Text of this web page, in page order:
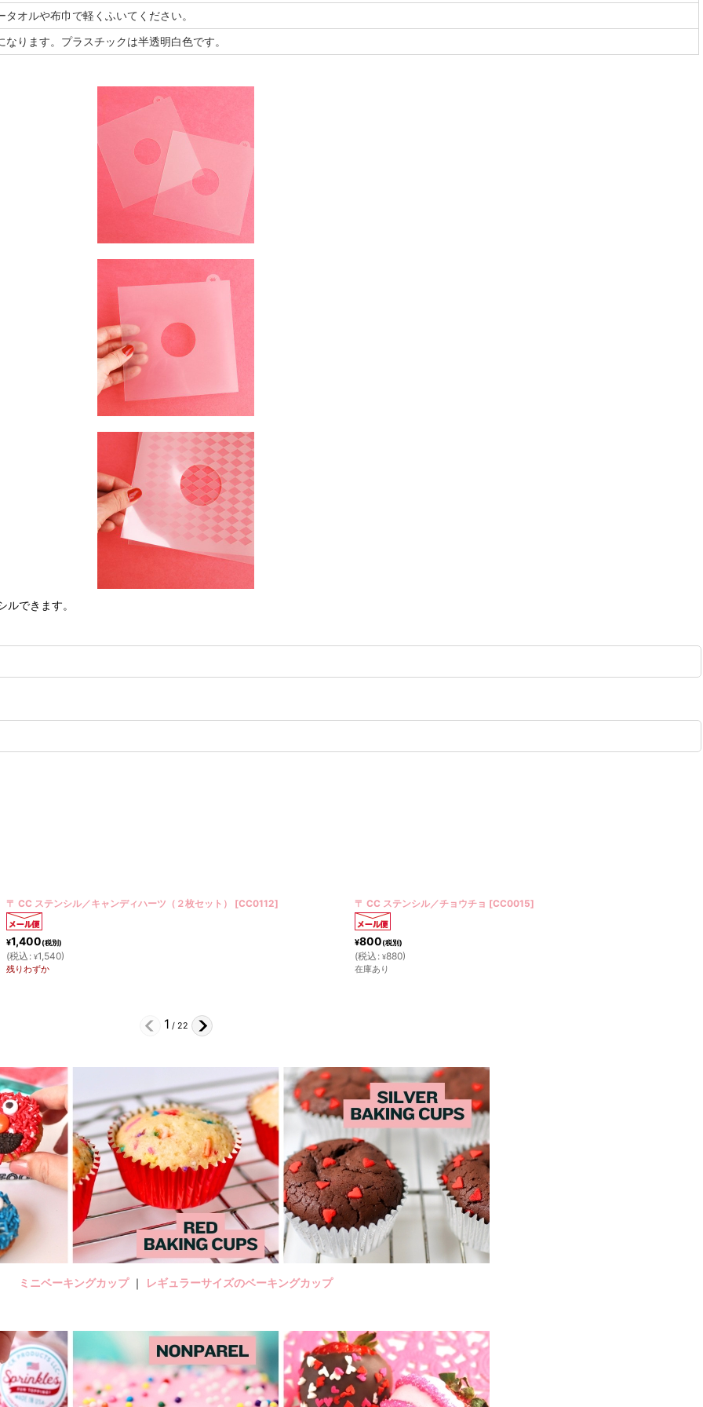
オルや布巾で軽くふいてください。
ります。プラスチックは半透明白色です。
できます。
〒 CC ステンシル／チョウチョ [CC0015]
¥800(税別)
(税込 : ¥880)
在庫あり
〒 CC ステンシル／キャンディハーツ（１枚）
¥800(税別)
(税込 : ¥880)
在庫あり
2 /22
ミニベーキングカップ｜ レギュラーサイズのベーキングカップ